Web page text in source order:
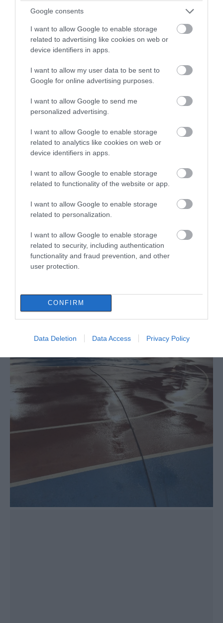
Google consents
I want to allow Google to enable storage
related to advertising like cookies on web or
device identifiers in apps.
I want to allow my user data to be sent to
Google for online advertising purposes.
I want to allow Google to send me
personalized advertising.
I want to allow Google to enable storage
related to analytics like cookies on web or
device identifiers in apps.
I want to allow Google to enable storage
related to functionality of the website or app.
I want to allow Google to enable storage
related to personalization.
I want to allow Google to enable storage
related to security, including authentication
functionality and fraud prevention, and other
user protection.
CONFIRM
Data Deletion Data Access Privacy Policy